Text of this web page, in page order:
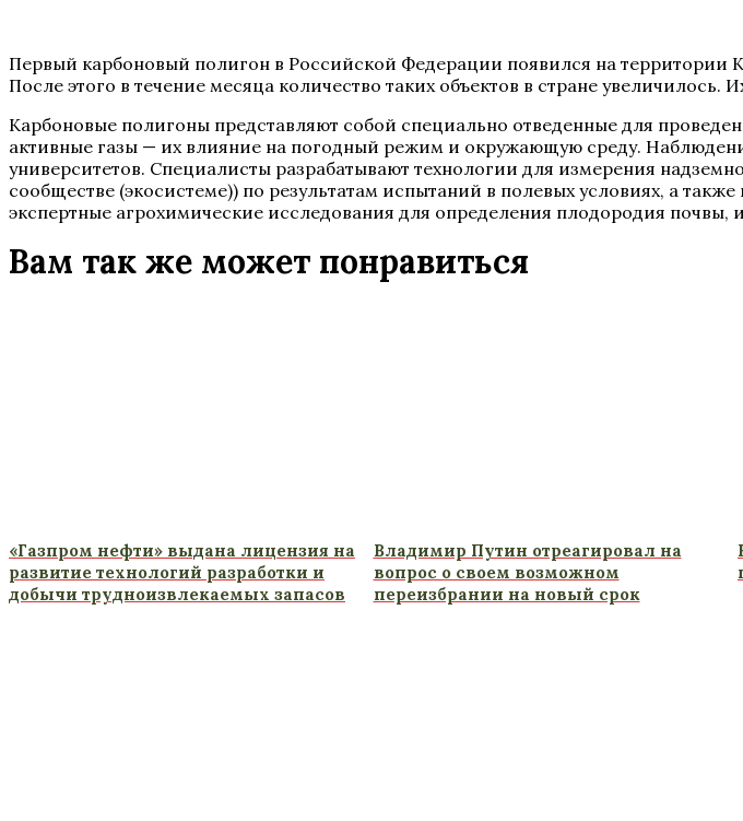
Первый карбоновый полигон в Российской Федерации появился на территории
После этого в течение месяца количество таких объектов в стране увеличилось.
Карбоновые полигоны представляют собой специально отведенные для
активные газы — их влияние на погодный режим и окружающую среду.
университетов. Специалисты разрабатывают технологии для измерения
сообществе (экосистеме)) по результатам испытаний в полевых условиях, а
экспертные агрохимические исследования для определения плодородия
Вам так же может понравиться
«Газпром нефти» выдана лицензия на
развитие технологий разработки и
добычи трудноизвлекаемых запасов
Владимир Путин отреагировал на
вопрос о своем возможном
переизбрании на новый срок